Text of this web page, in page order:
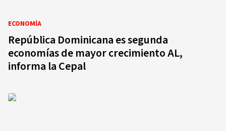
ECONOMÍA
República Dominicana es segunda
economías de mayor crecimiento AL,
informa la Cepal